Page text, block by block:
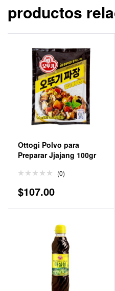
productos
Ottogi Polvo para
Preparar Jjajang 100gr
(0)
$107.00